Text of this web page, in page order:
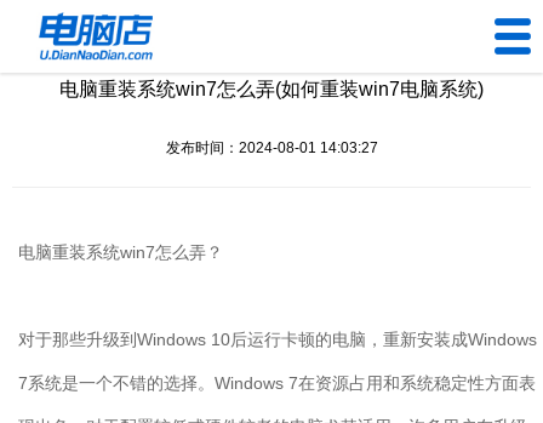
U盘工具
电脑问题
电脑重装系统win7怎么弄(如何重装win7电脑系统)
发布时间：2024-08-01 14:03:27
电脑重装系统win7怎么弄？
对于那些升级到 Windows 10后运行卡顿的电脑，重新安装成Windows
7系统是一个不错的选择。 Windows 7在资源占用和系统稳定性方面表